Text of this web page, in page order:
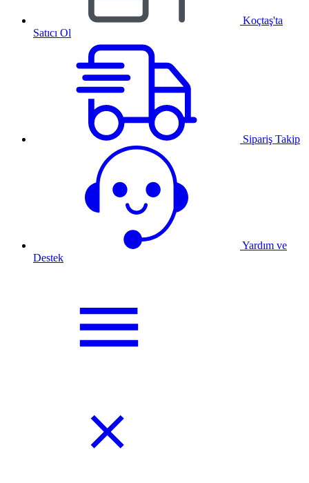
Koçtaş'ta
Satıcı Ol
Sipariş Takip
Yardım ve
Destek